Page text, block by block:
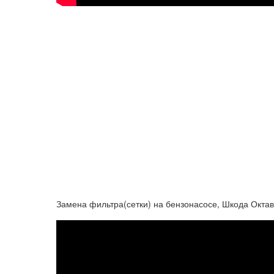
Замена фильтра(сетки) на бензонасосе, Шкода